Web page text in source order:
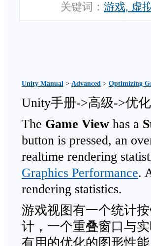
关键词： 游戏, 虚
Unity Manual > Advanced > Optimizing
Unity手册->高级->优
The Game View has a
button is pressed, an
realtime rendering
Graphics Performance.
rendering statistics.
游戏视图有一个统计
计，一个重叠窗口与
有用的优化的图形性